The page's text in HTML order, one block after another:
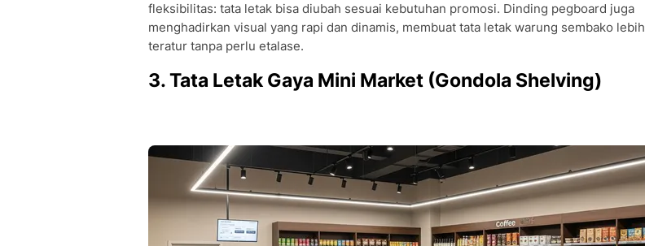
fleksibilitas: tata letak bisa diubah sesuai kebutuhan promosi. Dinding pegboard juga
menghadirkan visual yang rapi dan dinamis, membuat tata letak warung sembako lebih
teratur tanpa perlu etalase.
3. Tata Letak Gaya Mini Market (Gondola Shelving)